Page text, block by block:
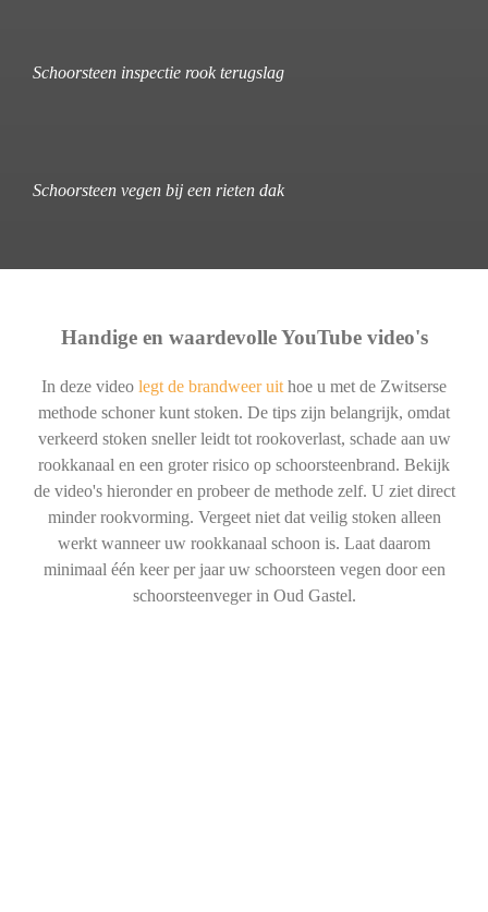
Schoorsteen inspectie rook terugslag
Schoorsteen vegen bij een rieten dak
Handige en waardevolle YouTube video's
In deze video legt de brandweer uit hoe u met de Zwitserse
methode schoner kunt stoken. De tips zijn belangrijk, omdat
verkeerd stoken sneller leidt tot rookoverlast, schade aan uw
rookkanaal en een groter risico op schoorsteenbrand. Bekijk
de video's hieronder en probeer de methode zelf. U ziet direct
minder rookvorming. Vergeet niet dat veilig stoken alleen
werkt wanneer uw rookkanaal schoon is. Laat daarom
minimaal één keer per jaar uw schoorsteen vegen door een
schoorsteenveger in Oud Gastel.